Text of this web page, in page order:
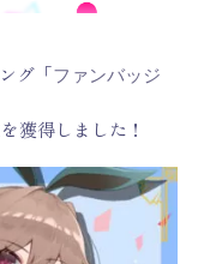
グ 「ファンバッジ
獲得しました！